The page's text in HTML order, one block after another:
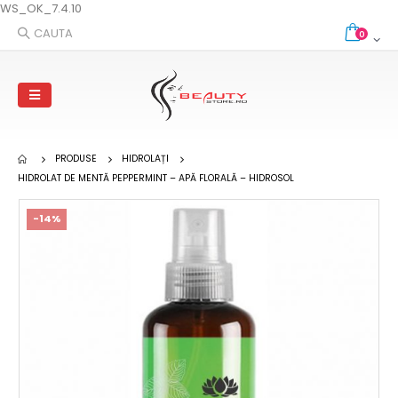
WS_OK_7.4.10
CAUTA
0
PRODUSE
HIDROLAȚI
HIDROLAT DE MENTĂ PEPPERMINT – APĂ FLORALĂ – HIDROSOL
-14%